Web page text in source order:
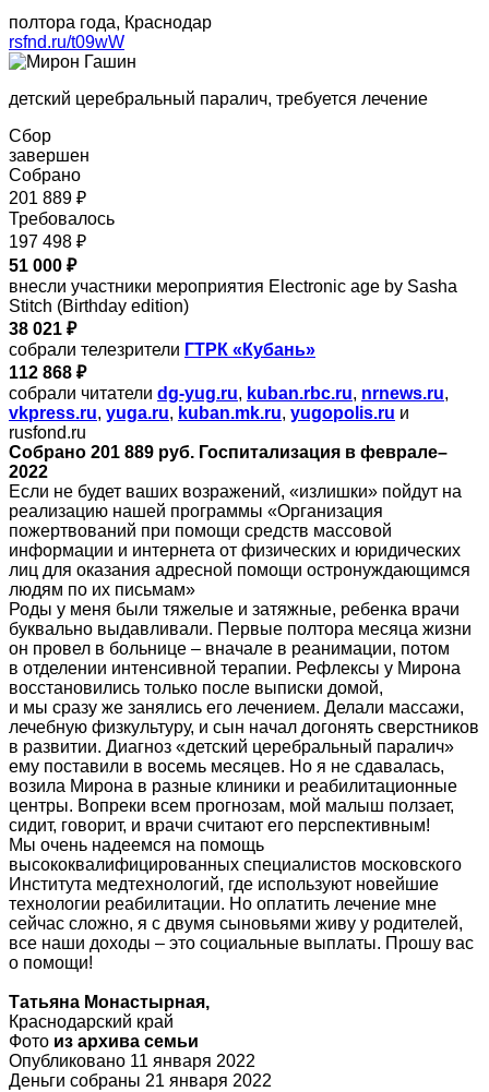
полтора года, Краснодар
rsfnd.ru/t09wW
детский церебральный паралич, требуется лечение
Сбор
завершен
Собрано
201 889 ₽
Требовалось
197 498 ₽
51 000 ₽
внесли участники мероприятия Electronic age by Sasha
Stitch (Birthday edition)
38 021 ₽
собрали телезрители ГТРК «Кубань»
112 868 ₽
собрали читатели dg-yug.ru, kuban.rbc.ru, nrnews.ru,
vkpress.ru, yuga.ru, kuban.mk.ru, yugopolis.ru и
rusfond.ru
Собрано 201 889 руб. Госпитализация в феврале–
2022
Если не будет ваших возражений, «излишки» пойдут на
реализацию нашей программы «Организация
пожертвований при помощи средств массовой
информации и интернета от физических и юридических
лиц для оказания адресной помощи остронуждающимся
людям по их письмам»
Роды у меня были тяжелые и затяжные, ребенка врачи
буквально выдавливали. Первые полтора месяца жизни
он провел в больнице – вначале в реанимации, потом
в отделении интенсивной терапии. Рефлексы у Мирона
восстановились только после выписки домой,
и мы сразу же занялись его лечением. Делали массажи,
лечебную физкультуру, и сын начал догонять сверстников
в развитии. Диагноз «детский церебральный паралич»
ему поставили в восемь месяцев. Но я не сдавалась,
возила Мирона в разные клиники и реабилитационные
центры. Вопреки всем прогнозам, мой малыш ползает,
сидит, говорит, и врачи считают его перспективным!
Мы очень надеемся на помощь
высококвалифицированных специалистов московского
Института медтехнологий, где используют новейшие
технологии реабилитации. Но оплатить лечение мне
сейчас сложно, я с двумя сыновьями живу у родителей,
все наши доходы – это социальные выплаты. Прошу вас
о помощи!
Татьяна Монастырная,
Краснодарский край
Фото из архива семьи
Опубликовано 11 января 2022
Деньги собраны 21 января 2022